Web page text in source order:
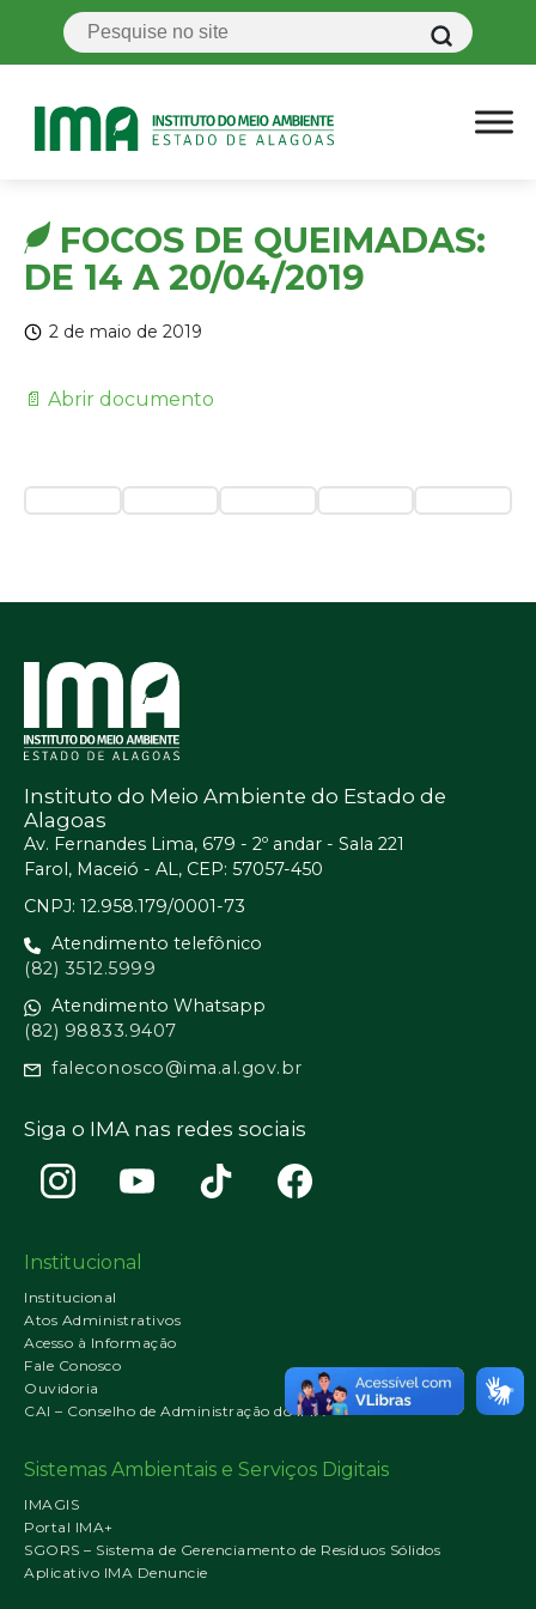
FOCOS DE QUEIMADAS:
DE 14 A 20/04/2019
2 de maio de 2019
📄 Abrir documento
Instituto do Meio Ambiente do Estado de
Alagoas
Av. Fernandes Lima, 679 - 2º andar - Sala 221
Farol, Maceió - AL, CEP: 57057-450
CNPJ: 12.958.179/0001-73
Atendimento telefônico
(82) 3512.5999
Atendimento Whatsapp
(82) 98833.9407
faleconosco@ima.al.gov.br
Siga o IMA nas redes sociais
Institucional
Institucional
Atos Administrativos
Acesso à Informação
Fale Conosco
Ouvidoria
CAI – Conselho de Administração do IMA
Sistemas Ambientais e Serviços Digitais
IMAGIS
Portal IMA+
SGORS – Sistema de Gerenciamento de Resíduos Sólidos
Aplicativo IMA Denuncie